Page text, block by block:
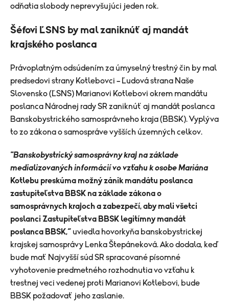
odňatia slobody neprevyšujúci jeden rok.
Šéfovi ĽSNS by mal zaniknúť aj mandát
krajského poslanca
Právoplatným odsúdením za úmyselný trestný čin by mal
predsedovi strany Kotlebovci – Ľudová strana Naše
Slovensko (ĽSNS) Marianovi Kotlebovi okrem mandátu
poslanca Národnej rady SR zaniknúť aj mandát poslanca
Banskobystrického samosprávneho kraja (BBSK). Vyplýva
to zo zákona o samospráve vyšších územných celkov.
"Banskobystrický samosprávny kraj na základe
medializovaných informácií vo vzťahu k osobe Mariána
Kotlebu preskúma možný zánik mandátu poslanca
zastupiteľstva BBSK na základe zákona o
samosprávnych krajoch a zabezpečí, aby mali všetci
poslanci Zastupiteľstva BBSK legitímny mandát
poslanca BBSK,“ uviedla hovorkyňa banskobystrickej
krajskej samosprávy Lenka Štepáneková. Ako dodala, keď
bude mať Najvyšší súd SR spracované písomné
vyhotovenie predmetného rozhodnutia vo vzťahu k
trestnej veci vedenej proti Marianovi Kotlebovi, bude
BBSK požadovať jeho zaslanie.